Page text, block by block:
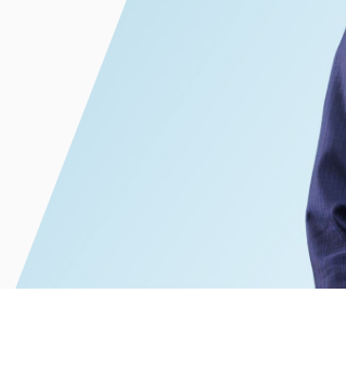
医療・製薬・ヘルスケア・
ライフサイエンス・バイオ
スポーツ